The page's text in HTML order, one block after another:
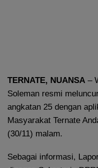
TERNATE, NUANSA –
Soleman resmi
angkatan 25 dengan
Masyarakat Ternate
(30/11) malam.
Sebagai informasi,